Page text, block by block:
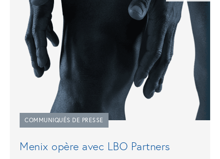
COMMUNIQUÉS DE PRESSE
Menix opère avec LBO Partners